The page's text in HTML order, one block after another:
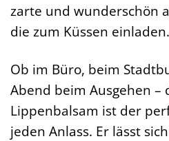
zarte und wunderschön
die zum Küssen einladen.
Ob im Büro, beim
Abend beim Ausgehen –
Lippenbalsam ist der
jeden Anlass. Er lässt